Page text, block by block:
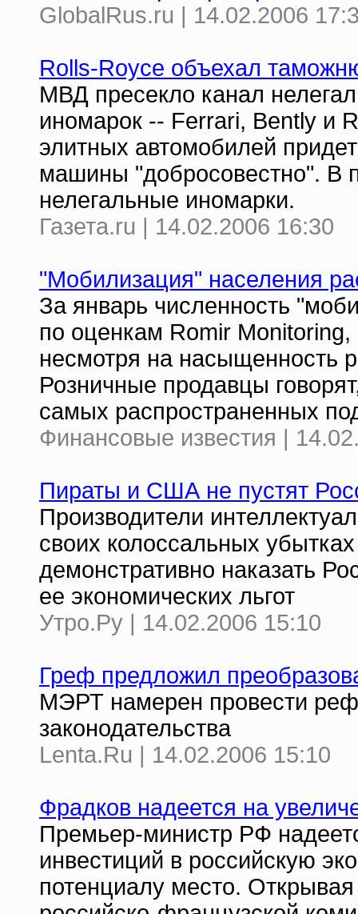
GlobalRus.ru | 14.02.2006
Rolls-Royce объехал
МВД пресекло канал
иномарок -- Ferrari, Bently и
элитных автомобилей
машины "добросовестно". В
нелегальные иномарки.
Газета.ru | 14.02.2006 16:30
"Мобилизация" населения
За январь численность
по оценкам Romir
несмотря на насыщенность
Розничные продавцы
самых распространенных
Финансовые известия |
Пираты и США не пустят
Производители
своих колоссальных
демонстративно наказать
ее экономических льгот
Утро.Ру | 14.02.2006 15:10
Греф предложил
МЭРТ намерен провести
законодательства
Lenta.Ru | 14.02.2006 15:10
Фрадков надеется на
Премьер-министр РФ
инвестиций в российскую
потенциалу место.